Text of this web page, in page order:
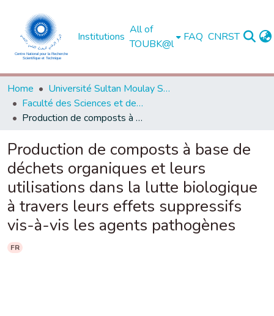
Institutions
All of
TOUBK@l
FAQ CNRST
Home
Université Sultan Moulay Slimane - Béni Mellal
Faculté des Sciences et des Techniques, Béni Mellal
Production de composts à base de déchets organiques et leurs utilisations dans la lutte biologique à travers leurs effets suppressifs vis-à-vis les agents pathogènes
Production de composts à base de
déchets organiques et leurs
utilisations dans la lutte biologique
à travers leurs effets suppressifs
vis-à-vis les agents pathogènes
FR